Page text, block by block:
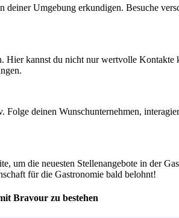
Umgebung erkundigen. Besuche
Hier kannst du nicht nur wertvolle
deinen Wunschunternehmen,
um die neuesten Stellenangebote in der
für die Gastronomie bald belohnt!
Bravour zu bestehen